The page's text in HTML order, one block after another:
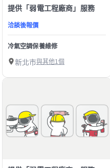
提供「弱電工程廠商」服務
洽談後報價
冷氣空調保養維修
新北市與其他1個